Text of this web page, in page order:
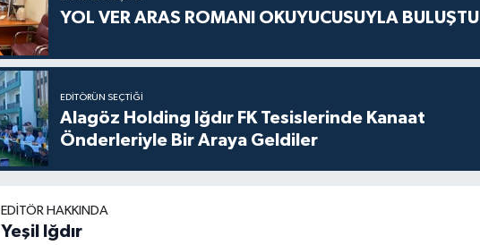
YOL VER ARAS ROMANI OKUYUCUSUYLA BULUŞTU
EDITÖRÜN SEÇTIĞI
Alagöz Holding Iğdır FK Tesislerinde Kanaat
Önderleriyle Bir Araya Geldiler
EDITÖR HAKKINDA
Yeşil Iğdır